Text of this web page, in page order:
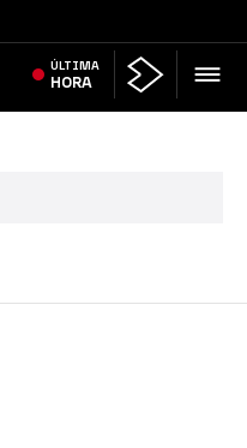
ÚLTIMA
HORA